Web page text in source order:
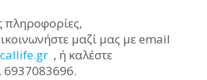
πληροφορίες,
μαζί μας με email
, ή καλέστε
6937083696.